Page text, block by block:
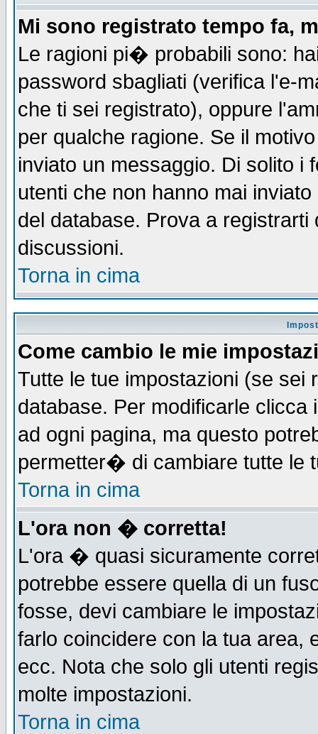
Mi sono registrato tempo fa,
Le ragioni pi� probabili sono:
password sbagliati (verifica l'e-
che ti sei registrato), oppure
per qualche ragione. Se il
inviato un messaggio. Di solito i
utenti che non hanno mai
del database. Prova a
discussioni.
Torna in cima
Come cambio le mie
Tutte le tue impostazioni (se sei
database. Per modificarle clicca
ad ogni pagina, ma questo
permetter� di cambiare tutte le
Torna in cima
L'ora non � corretta!
L'ora � quasi sicuramente
potrebbe essere quella di un
fosse, devi cambiare le
farlo coincidere con la tua area,
ecc. Nota che solo gli utenti
molte impostazioni.
Torna in cima